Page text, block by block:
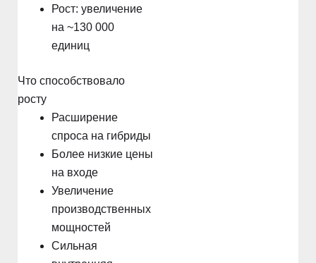
Рост: увеличение
на ~130 000
единиц
Что способствовало
росту
Расширение
спроса на гибриды
Более низкие цены
на входе
Увеличение
производственных
мощностей
Сильная